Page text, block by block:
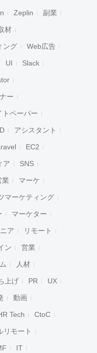
Zeplin 副業
材
ング Web広告
UI Slack
ー
トペーパー
アシスタント
EC2
ア SNS
業 マーケ
マーケティング
マーケター
ア リモート
ン 営業
人材
上げ PR UX
動画
Tech CtoC
リモート
IT